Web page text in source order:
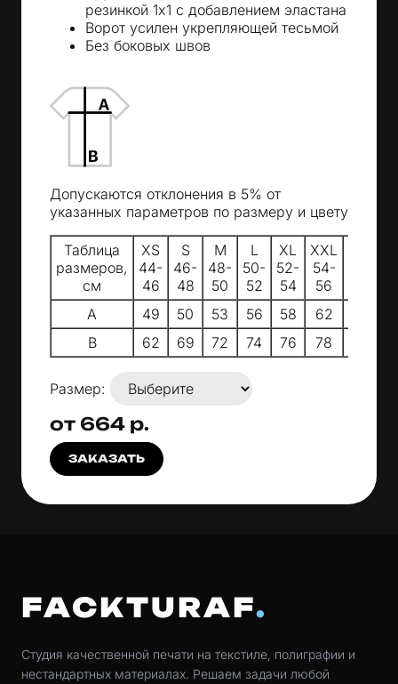
резинкой 1x1 с добавлением эластана
Ворот усилен укрепляющей тесьмой
Без боковых швов
Допускаются отклонения в 5% от
указанных параметров по размеру и цвету
Таблица
размеров,
см
XS
44-
46
S
46-
48
M
48-
50
L
50-
52
XL
52-
54
XXL
54-
56
A
49 50 53 56 58 62
B
62 69 72 74 76 78
Размер:
от 664 р.
ЗАКАЗАТЬ
FACKTURAF
Студия качественной печати на текстиле, полиграфии и
нестандартных материалах. Решаем задачи любой